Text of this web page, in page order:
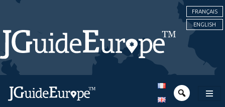
FRANÇAIS
ENGLISH